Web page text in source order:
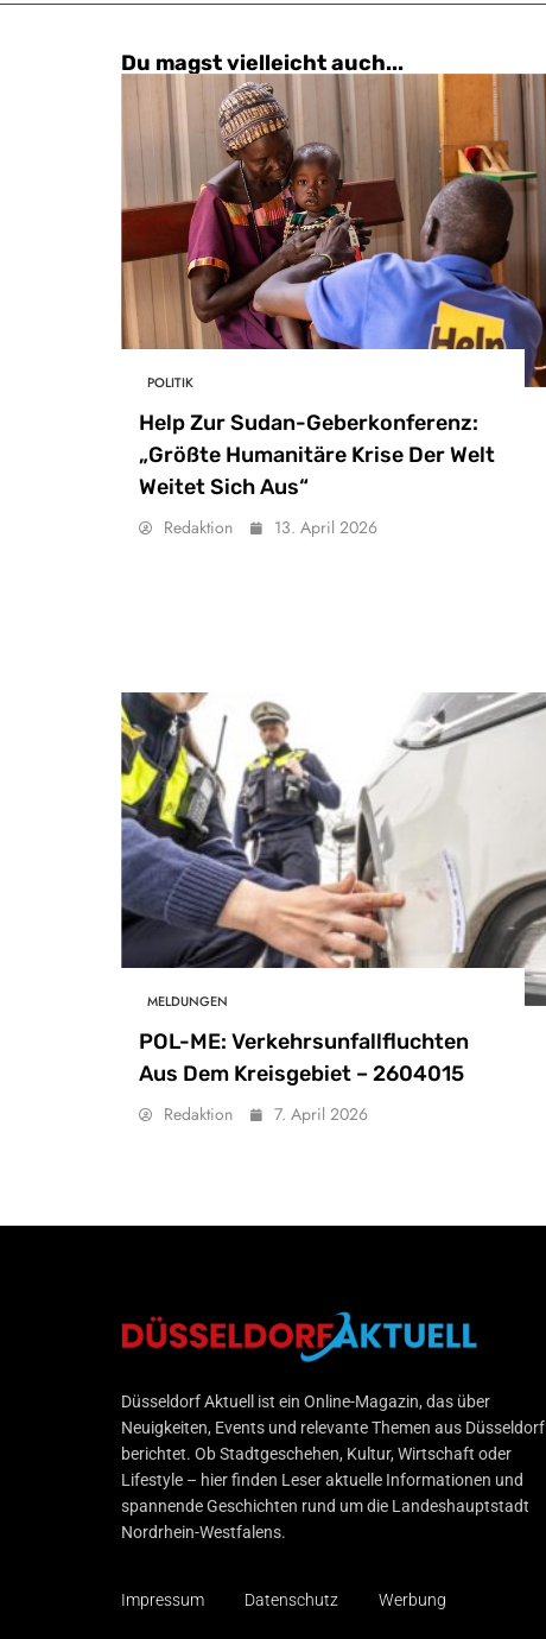
Du magst vielleicht auch...
POLITIK
Help Zur Sudan-Geberkonferenz:
„Größte Humanitäre Krise Der Welt
Weitet Sich Aus“
Redaktion 13. April 2026
MELDUNGEN
POL-ME: Verkehrsunfallfluchten
Aus Dem Kreisgebiet – 2604015
Redaktion 7. April 2026
Düsseldorf Aktuell
Düsseldorf Aktuell ist ein Online-Magazin, das über
Neuigkeiten, Events und relevante Themen aus Düsseldorf
berichtet. Ob Stadtgeschehen, Kultur, Wirtschaft oder
Lifestyle – hier finden Leser aktuelle Informationen und
spannende Geschichten rund um die Landeshauptstadt
Nordrhein-Westfalens.
Impressum Datenschutz Werbung